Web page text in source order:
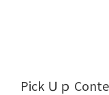
Pick Ｕｐ